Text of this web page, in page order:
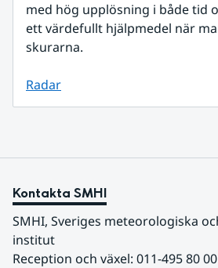
med hög upplösning i både tid
ett värdefullt hjälpmedel när
skurarna.
Radar
Kontakta SMHI
SMHI, Sveriges meteorologiska
institut
Reception och växel: 011-495 80 00